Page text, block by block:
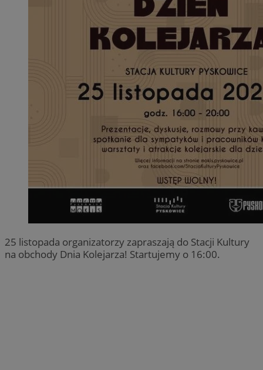
25 listopada organizatorzy zapraszają do Stacji Kultury
na obchody Dnia Kolejarza! Startujemy o 16:00.